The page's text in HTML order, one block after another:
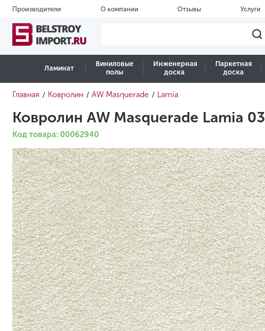
Производители О компании Отзывы Услуги
Ламинат
Виниловые
полы
Инженерная
доска
Паркетная
доска
Главная / Ковролин / AW Masquerade / Lamia
Ковролин AW Masquerade Lamia 03
Код товара: 00062940